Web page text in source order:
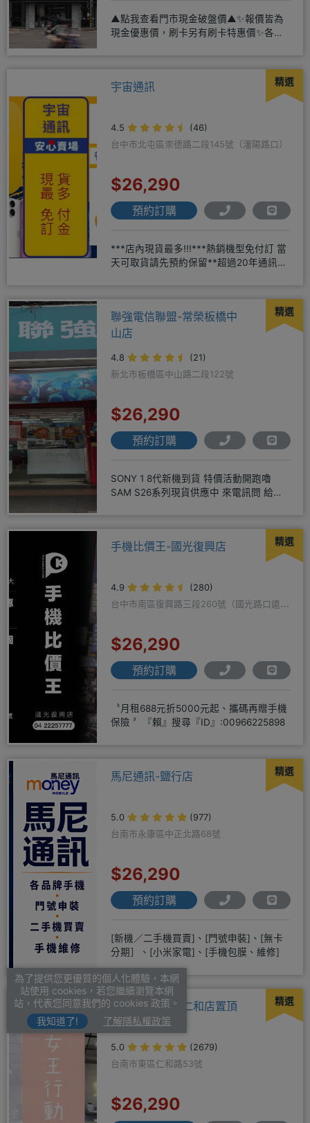
▲點我查看門市現金破盤價▲✨報價皆為
現金優惠價，刷卡另有刷卡特惠價✨各大
精選
宇宙通訊
4.5
(46)
台中市北屯區崇德路二段145號（瀋陽路口）
$26,290
預約訂購
***店內現貨最多!!!***熱銷機型免付訂 當
天可取貨請先預約保留**超過20年通訊經
精選
聯強電信聯盟-常榮板橋中
山店
4.8
(21)
新北市板橋區中山路二段122號
$26,290
預約訂購
SONY 1 8代新機到貨 特價活動開跑嚕
SAM S26系列現貨供應中 來電訊問 給你
精選
手機比價王-國光復興店
4.9
(280)
台中市南區復興路三段260號（國光路口遠傳
$26,290
預約訂購
〝月租688元折5000元起、攜碼再贈手機
保險 〞『賴』搜尋『ID』:00966225898
精選
馬尼通訊-鹽行店
5.0
(977)
台南市永康區中正北路68號
$26,290
預約訂購
[新機／二手機買賣]、[門號申裝]、[無卡
分期］、[小米家電]、[手機包膜、維修]
精選
女王行動通訊-仁和店置頂
5.0
(2679)
台南市東區仁和路53號
$26,290
為了提供您更優質的個人化體驗，本網
站使用 cookies，若您繼續瀏覽本網
站，代表您同意我們的 cookies 政策。
我知道了!
了解隱私權政策